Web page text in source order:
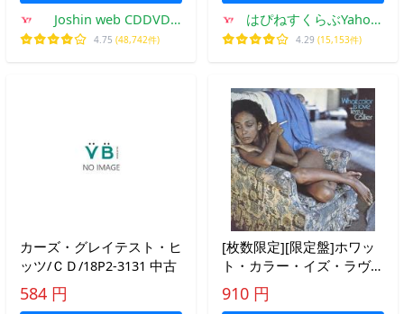
Joshin web CDDVD
Yahoo!店
4.75 (48,742件)
はぴねすくらぶYahoo!
ショップ
4.29 (15,153件)
カーズ・グレイテスト・ヒ
ッツ/ＣＤ/18P2-3131 中古
584 円
[枚数限定][限定盤]ホワッ
ト・カラー・イズ・ラヴ/
テリー・キャリアー[CD]
【返品種別A】
910 円